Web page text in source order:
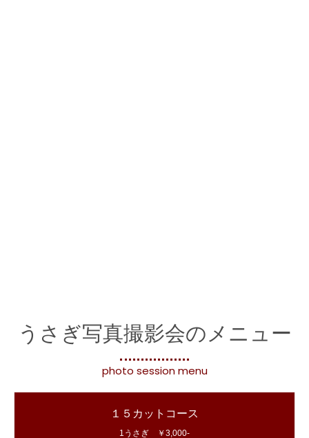
うさぎ写真撮影会のメニュー
photo session menu
１５カットコース
1うさぎ ￥3,000-